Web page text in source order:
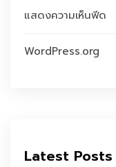
แสดงความเห็นฟีด
WordPress.org
Latest Posts